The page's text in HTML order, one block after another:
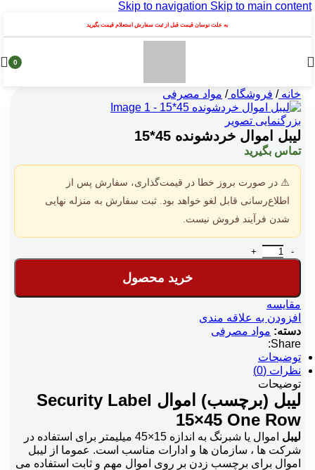
Skip to navigation Skip to main content
به علت نوسان قیمت قبل از ثبت سفارش استعلام قیمت بگیرید
0
خانه/ فروشگاه/ مواد مصرفی
بزرگنمایی تصویر
لیبل اموال خردشونده 45*15
تماس بگیرید
⚠️ در صورت بروز خطا در قیمت‌گذاری، سفارش پس از
اطلاع‌رسانی قابل لغو خواهد بود. ثبت سفارش به منزله نهایی
شدن فرآیند فروش نیست.
لیبل اموال خردشونده 45*15 عدد
خرید محصول
مقایسه
افزودن به علاقه مندی
دسته: مواد مصرفی
Share:
توضیحات
نظرات (0)
توضیحات
لیبل (برچسب) اموال Security Label
15×45 One Row
لیبل
اموال یا شبرنگ به اندازه 15×45 میلیمتر برای استفاده در
شرکت ها ، سازمان ها و ادارات مناسب است. عموما از لیبل
اموال برای برچسب زدن بر روی اموال مهم و ثابت استفاده می